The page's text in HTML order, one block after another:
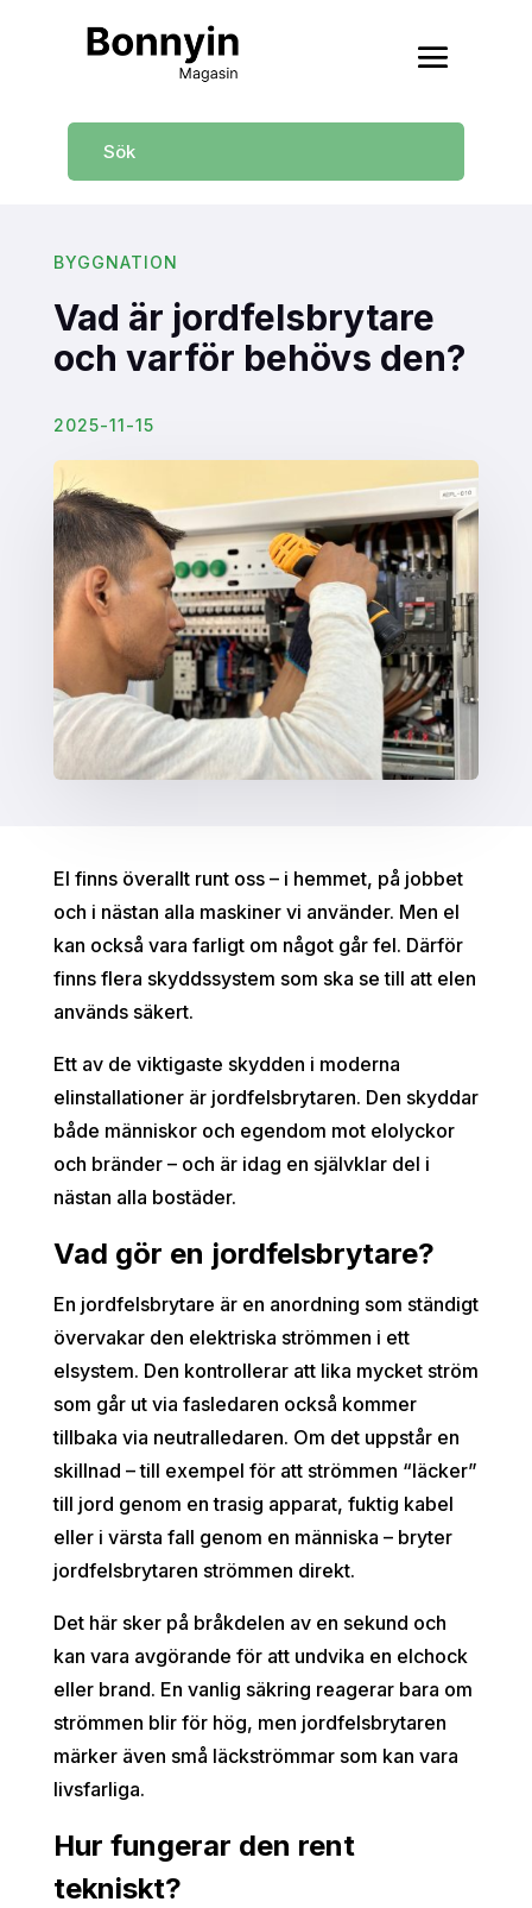
BYGGNATION
Vad är jordfelsbrytare
och varför behövs den?
2025-11-15
El finns överallt runt oss – i hemmet, på jobbet
och i nästan alla maskiner vi använder. Men el
kan också vara farligt om något går fel. Därför
finns flera skyddssystem som ska se till att elen
används säkert.
Ett av de viktigaste skydden i moderna
elinstallationer är jordfelsbrytaren. Den skyddar
både människor och egendom mot elolyckor
och bränder – och är idag en självklar del i
nästan alla bostäder.
Vad gör en jordfelsbrytare?
En jordfelsbrytare är en anordning som ständigt
övervakar den elektriska strömmen i ett
elsystem. Den kontrollerar att lika mycket ström
som går ut via fasledaren också kommer
tillbaka via neutralledaren. Om det uppstår en
skillnad – till exempel för att strömmen “läcker”
till jord genom en trasig apparat, fuktig kabel
eller i värsta fall genom en människa – bryter
jordfelsbrytaren strömmen direkt.
Det här sker på bråkdelen av en sekund och
kan vara avgörande för att undvika en elchock
eller brand. En vanlig säkring reagerar bara om
strömmen blir för hög, men jordfelsbrytaren
märker även små läckströmmar som kan vara
livsfarliga.
Hur fungerar den rent
tekniskt?